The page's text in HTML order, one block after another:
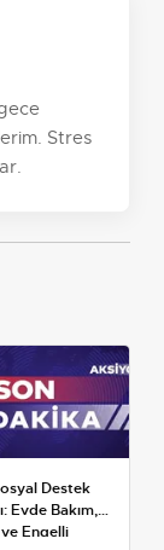
Stres
Destek
Evde Bakım,
Engelli